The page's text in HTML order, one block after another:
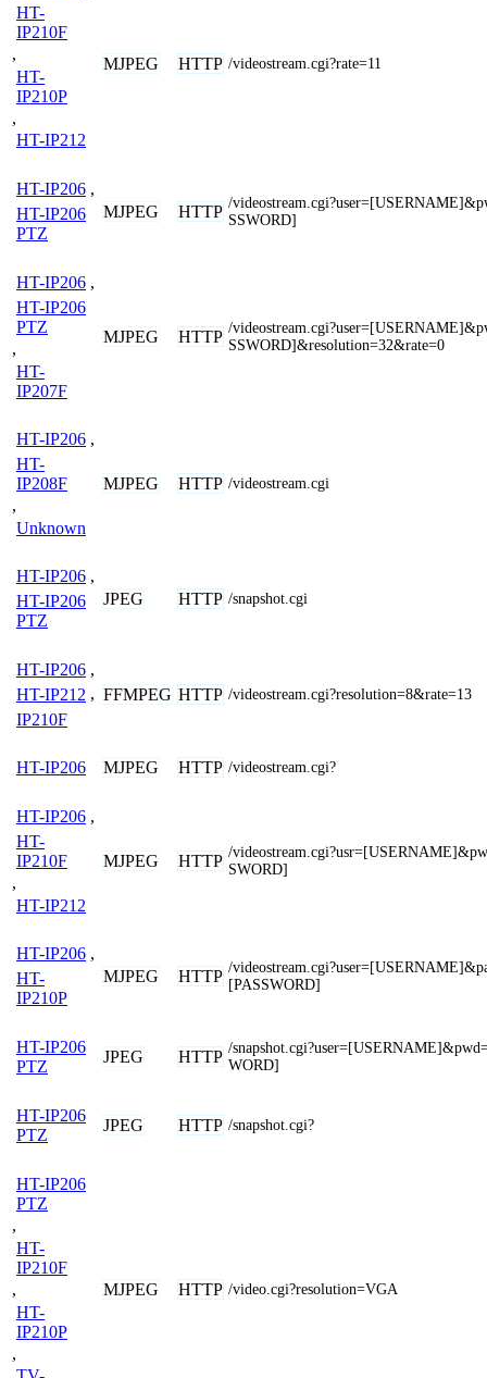
HT-
IP210F
,
HT-
IP210P
,
HT-IP212
MJPEG HTTP /videostream.cgi?rate=11
HT-IP206 ,
HT-IP206
PTZ
MJPEG HTTP /
SSWORD]
HT-IP206 ,
HT-IP206
PTZ
,
HT-
IP207F
MJPEG HTTP /
SSWORD]&resolution=32&rate=0
HT-IP206 ,
HT-
IP208F
,
Unknown
MJPEG HTTP /videostream.cgi
HT-IP206 ,
HT-IP206
PTZ
JPEG HTTP /snapshot.cgi
HT-IP206 ,
HT-IP212 ,
IP210F
FFMPEG HTTP /videostream.cgi?resolution=8&rate=13
HT-IP206 MJPEG HTTP /videostream.cgi?
HT-IP206 ,
HT-
IP210F
,
HT-IP212
MJPEG HTTP /
SWORD]
HT-IP206 ,
HT-
IP210P
MJPEG HTTP /
[PASSWORD]
HT-IP206
PTZ
JPEG HTTP /
WORD]
HT-IP206
PTZ
JPEG HTTP /snapshot.cgi?
HT-IP206
PTZ
,
HT-
IP210F
,
HT-
IP210P
,
MJPEG HTTP /video.cgi?resolution=VGA